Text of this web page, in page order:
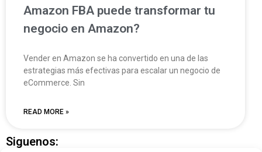
Amazon FBA puede transformar tu
negocio en Amazon?
Vender en Amazon se ha convertido en una de las
estrategias más efectivas para escalar un negocio de
eCommerce. Sin
READ MORE »
Siguenos: